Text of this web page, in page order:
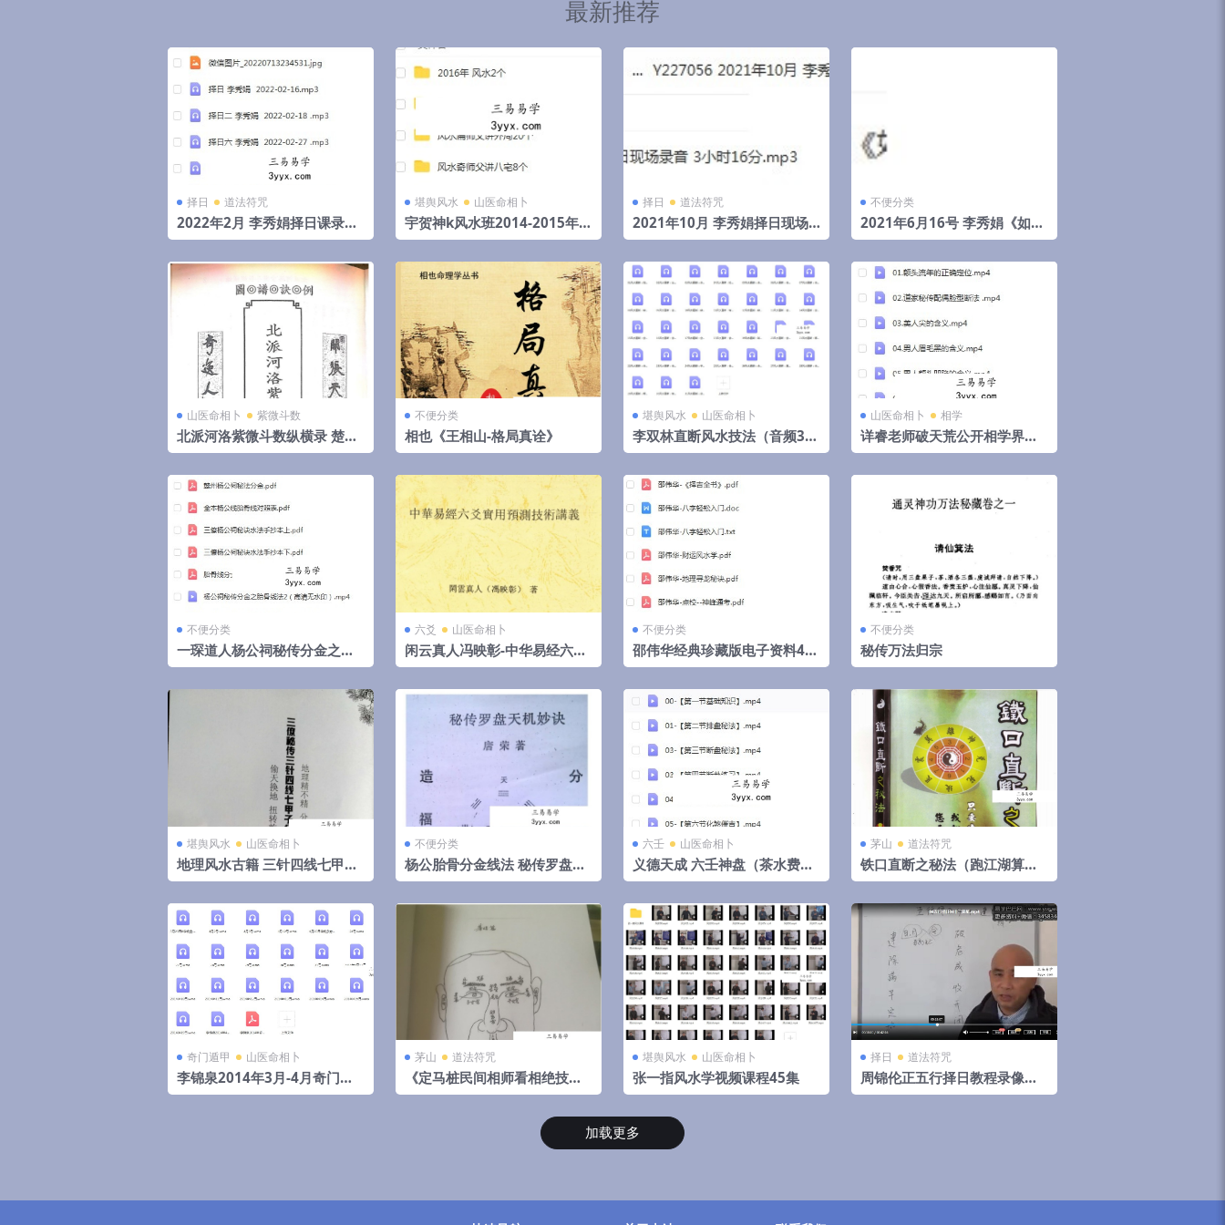
最新推荐
择日 道法符咒
2022年2月 李秀娟择日课录音
和物品丢失怎么找
堪舆风水 山医命相卜
宇贺神k风水班2014-2015年初
文字记录.pdf 夸克网盘下载
择日 道法符咒
2021年10月 李秀娟择日现场
录音 3小时16分
不便分类
2021年6月16号 李秀娟《如何
斗太岁》弟子班面授课
山医命相卜 紫微斗数
北派河洛紫微斗数纵横录 楚天
云阔
不便分类
相也《王相山-格局真诠》
堪舆风水 山医命相卜
李双林直断风水技法（音频31
集）
山医命相卜 相学
详睿老师破天荒公开相学界不
传之秘法
不便分类
一琛道人杨公祠秘传分金之胎
骨线法（高清晰版本）
六爻 山医命相卜
闲云真人冯映彰-中华易经六爻
实用预测技术讲义352页
不便分类
邵伟华经典珍藏版电子资料42
部
不便分类
秘传万法归宗
堪舆风水 山医命相卜
地理风水古籍 三针四线七甲子
分金线法（上下册全）
不便分类
杨公胎骨分金线法 秘传罗盘天
机妙决 唐荣著.27页pdf 百度云
六壬 山医命相卜
义德天成 六壬神盘（茶水费）
8集视频 百度云下载！
茅山 道法符咒
铁口直断之秘法（跑江湖算命
的民间秘法）
奇门遁甲 山医命相卜
李锦泉2014年3月-4月奇门遁
甲培训录音+教材pdf 移动网盘
茅山 道法符咒
《定马桩民间相师看相绝技秘
法》pdf 144页，手抄本,拍照
堪舆风水 山医命相卜
张一指风水学视频课程45集
择日 道法符咒
周锦伦正五行择日教程录像视
频62集65个视频（全网最全）
加载更多